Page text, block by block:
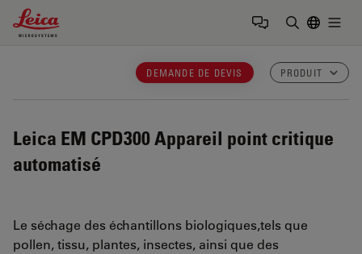
Leica Microsystems Logo
DEMANDE DE DEVIS PRODUIT
Leica EM CPD300Appareil point critique
automatisé
Le séchage des échantillons biologiques,tels que
pollen, tissu, plantes, insectes, ainsi que des